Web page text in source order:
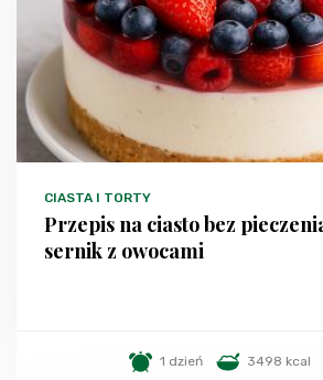
CIASTA I TORTY
Przepis na ciasto bez
sernik z owocami
1 dzień 3498 kcal